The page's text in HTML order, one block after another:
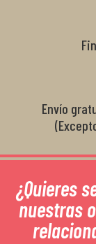
Envío
¿Quieres
nuestras